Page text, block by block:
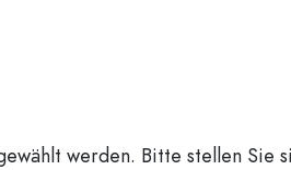
werden. Bitte stellen Sie